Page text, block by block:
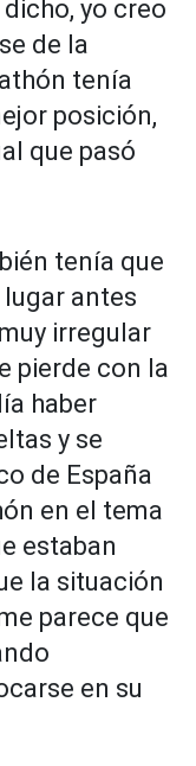
yo creo
de la
tenía
posición,
que pasó
tenía que
antes
irregular
pierde con la
haber
y se
de España
en el tema
estaban
la situación
parece que
en su